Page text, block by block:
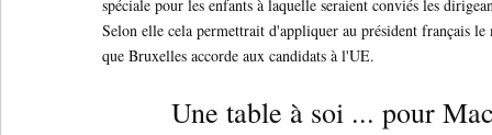
spéciale pour les enfants à laquelle seraient conviés les
Selon elle cela permettrait d'appliquer au président français le
que Bruxelles accorde aux candidats à l'UE.
Une table à soi ... pour